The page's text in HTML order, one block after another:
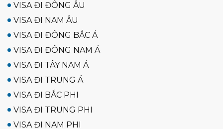
VISA ĐI ĐÔNG ÂU
VISA ĐI NAM ÂU
VISA ĐI ĐÔNG BẮC Á
VISA ĐI ĐÔNG NAM Á
VISA ĐI TÂY NAM Á
VISA ĐI TRUNG Á
VISA ĐI BẮC PHI
VISA ĐI TRUNG PHI
VISA ĐI NAM PHI